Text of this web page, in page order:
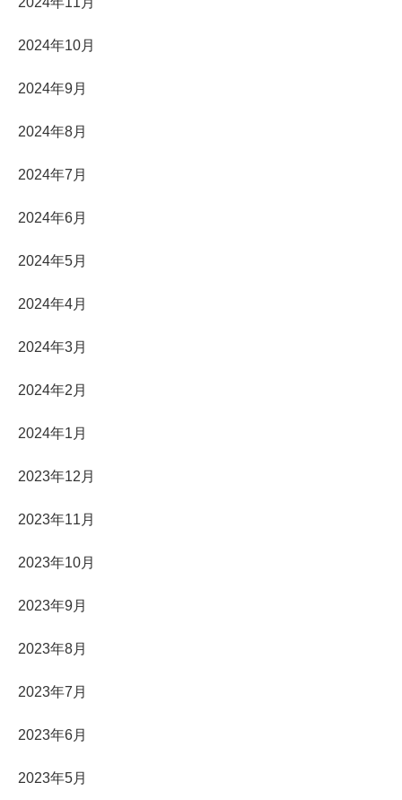
2024年10月
2024年9月
2024年8月
2024年7月
2024年6月
2024年5月
2024年4月
2024年3月
2024年2月
2024年1月
2023年12月
2023年11月
2023年10月
2023年9月
2023年8月
2023年7月
2023年6月
2023年5月